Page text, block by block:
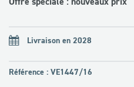
Livraison en 2028
Référence : VE1447/16